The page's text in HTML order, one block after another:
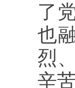
了
也
烈
辛